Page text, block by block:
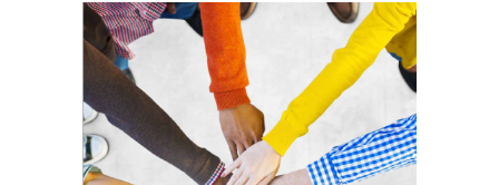
La prévention des conflits
d’intérêts
18 septembre 2023
FEUILLETER